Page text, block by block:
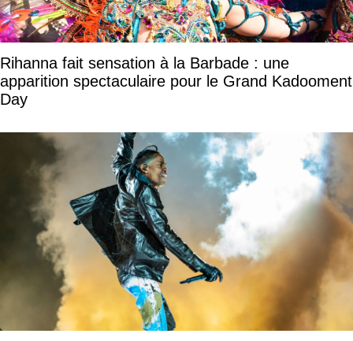
Rihanna fait sensation à la Barbade : une
apparition spectaculaire pour le Grand Kadooment
Day